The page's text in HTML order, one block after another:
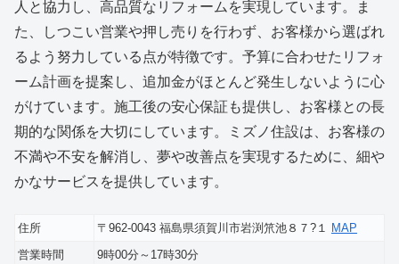
人と協力し、高品質なリフォームを実現しています。ま
た、しつこい営業や押し売りを行わず、お客様から選ばれ
るよう努力している点が特徴です。予算に合わせたリフォ
ーム計画を提案し、追加金がほとんど発生しないように心
がけています。施工後の安心保証も提供し、お客様との長
期的な関係を大切にしています。ミズノ住設は、お客様の
不満や不安を解消し、夢や改善点を実現するために、細や
かなサービスを提供しています。
住所 〒962-0043 福島県須賀川市岩渕笊池８７?１ MAP
営業時間
9時00分～17時30分